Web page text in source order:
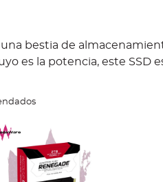
una bestia de
es la potencia, este SSD